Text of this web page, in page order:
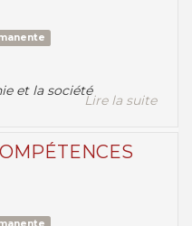
et la société
Lire la suite